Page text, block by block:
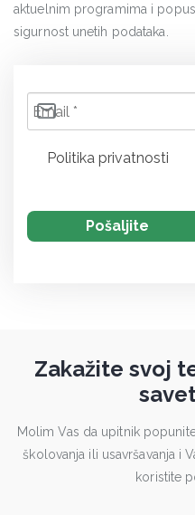
aktuelnim programima i
sigurnost unetih podataka.
Politika privatnosti
Zakažite svoj
Molim Vas da upitnik
školovanja ili usavršavanja i
koristite